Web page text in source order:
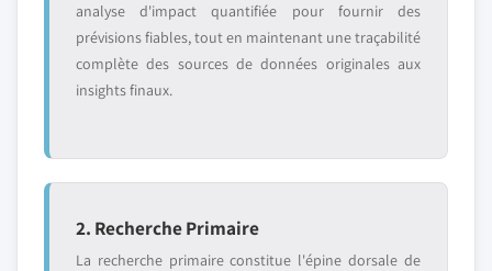
analyse d'impact quantifiée pour fournir des
prévisions fiables, tout en maintenant une traçabilité
complète des sources de données originales aux
insights finaux.
2. Recherche Primaire
La recherche primaire constitue l'épine dorsale de